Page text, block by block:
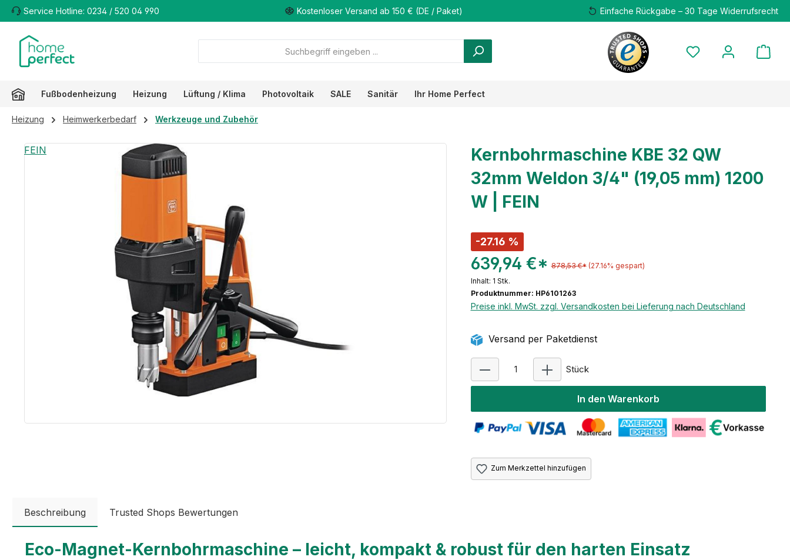
Hauptinhalt springen
Zur Suche springen
Zur Hauptnavigation springen
Service Hotline: 0234 / 520 04 990 Kostenloser Versand ab 150 € (DE / Paket) Einfache Rückgabe – 30 Tage Widerrufsrecht
Fußbodenheizung Heizung Lüftung / Klima Photovoltaik SALE Sanitär Ihr Home Perfect
Heizung Heimwerkerbedarf Werkzeuge und Zubehör
FEIN
Bildergalerie überspringen
Kernbohrmaschine KBE 32 QW
32mm Weldon 3/4" (19,05 mm) 1200
W | FEIN
-27.16 %
639,94 €* 878,53 €* (27.16% gespart)
Inhalt: 1 Stk.
Produktnummer: HP6101263
Preise inkl. MwSt. zzgl. Versandkosten bei Lieferung nach Deutschland
Versand per Paketdienst
Stück
In den Warenkorb
Zum Merkzettel hinzufügen
Beschreibung Trusted Shops Bewertungen
Eco-Magnet-Kernbohrmaschine – leicht, kompakt & robust für den harten Einsatz